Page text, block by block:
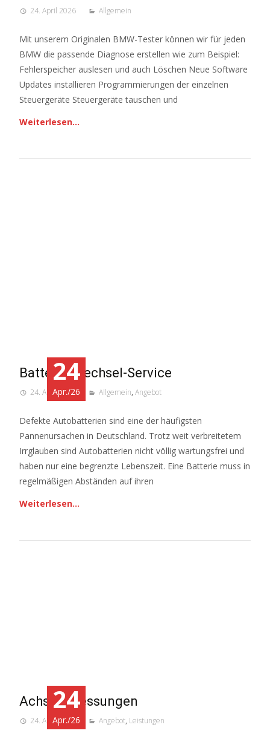
24. April 2026 Allgemein
Mit unserem Originalen BMW-Tester können wir für jeden
BMW die passende Diagnose erstellen wie zum Beispiel:
Fehlerspeicher auslesen und auch Löschen Neue Software
Updates installieren Programmierungen der einzelnen
Steuergeräte Steuergeräte tauschen und
Weiterlesen…
24
Apr./26
Batterie-Wechsel-Service
24. April 2026 Allgemein, Angebot
Defekte Autobatterien sind eine der häufigsten
Pannenursachen in Deutschland. Trotz weit verbreitetem
Irrglauben sind Autobatterien nicht völlig wartungsfrei und
haben nur eine begrenzte Lebenszeit. Eine Batterie muss in
regelmäßigen Abständen auf ihren
Weiterlesen…
24
Apr./26
Achsvermessungen
24. April 2026 Angebot, Leistungen